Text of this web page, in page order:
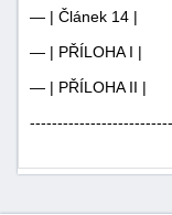
— | Článek 14 |
— | PŘÍLOHA I |
— | PŘÍLOHA II |